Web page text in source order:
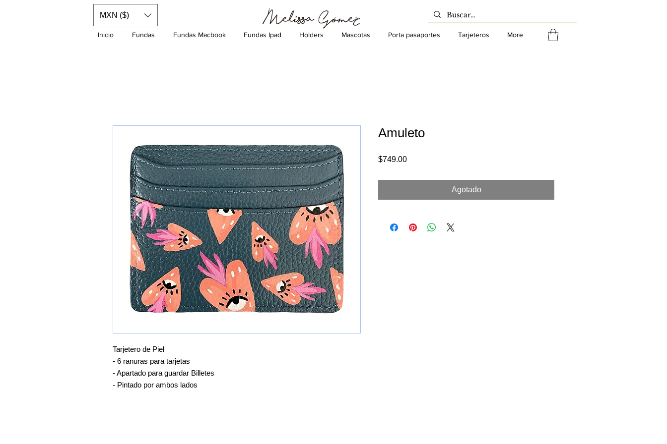
Inicio Fundas Fundas Macbook Fundas Ipad Holders Mascotas Porta pasaportes Tarjeteros More
MXN ($)
Tarjetero de Piel
- 6 ranuras para tarjetas
- Apartado para guardar Billetes
- Pintado por ambos lados
Amuleto
$749.00Precio
Agotado